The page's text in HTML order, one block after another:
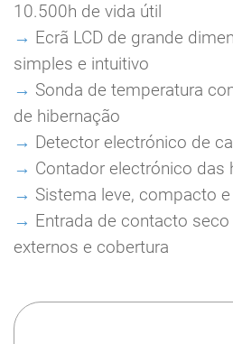
10.500h de vida útil
→ Ecrã LCD de grande
simples e intuitivo
→ Sonda de temperatura
de hibernação
→ Detector electrónico de
→ Contador electrónico das
→ Sistema leve, compacto
→ Entrada de contacto
externos e cobertura